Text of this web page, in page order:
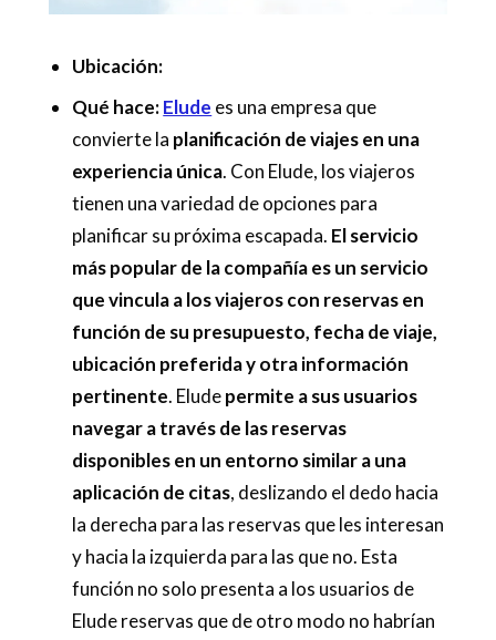
Ubicación:
Qué hace:Elude es una empresa que
convierte la planificación de viajes en una
experiencia única. Con Elude, los viajeros
tienen una variedad de opciones para
planificar su próxima escapada. El servicio
más popular de la compañía es un servicio
que vincula a los viajeros con reservas en
función de su presupuesto, fecha de viaje,
ubicación preferida y otra información
pertinente. Eludepermite a sus usuarios
navegar a través de las reservas
disponibles en un entorno similar a una
aplicación de citas, deslizando el dedo hacia
la derecha para las reservas que les interesan
y hacia la izquierda para las que no. Esta
función no solo presenta a los usuarios de
Elude reservas que de otro modo no habrían